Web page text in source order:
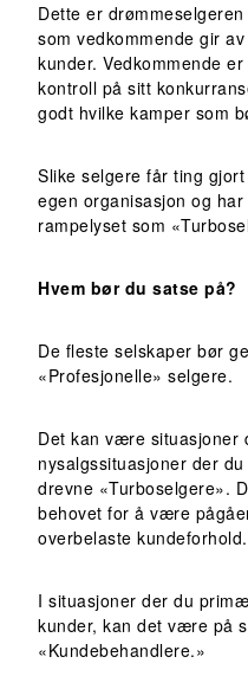
Dette er
som vedkommende gir
kunder. Vedkommende
kontroll på sitt
godt hvilke kamper som
Slike selgere får ting
egen organisasjon og
rampelyset som
Hvem bør du satse på?
De fleste selskaper bør
«Profesjonelle» selgere.
Det kan være situasjoner
nysalgssituasjoner der
drevne «Turboselgere».
behovet for å være
overbelaste kundeforhold.
I situasjoner der du
kunder, kan det være på
«Kundebehandlere.»